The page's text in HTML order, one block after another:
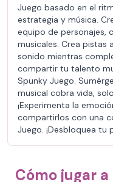
Juego basado en el
estrategia y música.
equipo de personajes,
musicales. Crea pistas
sonido mientras
compartir tu talento
Spunky Juego.
musical cobra vida,
¡Experimenta la
compartirlos con una
Juego. ¡Desbloquea tu
Cómo jugar